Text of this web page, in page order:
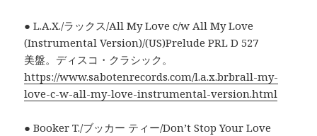
● L.A.X./ラックス/All My Love c/w All My Love
(Instrumental Version)/(US)Prelude PRL D 527
美盤。ディスコ・クラシック。
https://www.sabotenrecords.com/l.a.x.brbrall-my-
love-c-w-all-my-love-instrumental-version.html
● Booker T./ブッカー ティー/Don’t Stop Your Love